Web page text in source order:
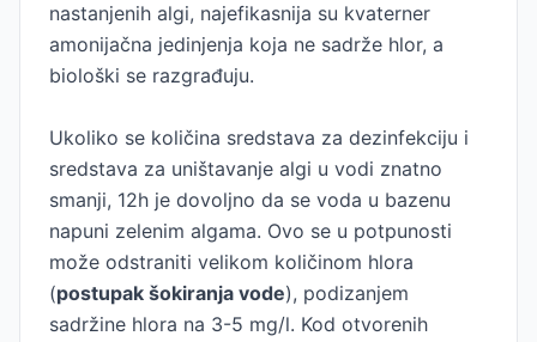
nastanjenih algi, najefikasnija su kvaterner
amonijačna jedinjenja koja ne sadrže hlor, a
biološki se razgrađuju.
Ukoliko se količina sredstava za dezinfekciju i
sredstava za uništavanje algi u vodi znatno
smanji, 12h je dovoljno da se voda u bazenu
napuni zelenim algama. Ovo se u potpunosti
može odstraniti velikom količinom hlora
(postupak šokiranja vode), podizanjem
sadržine hlora na 3-5 mg/l. Kod otvorenih